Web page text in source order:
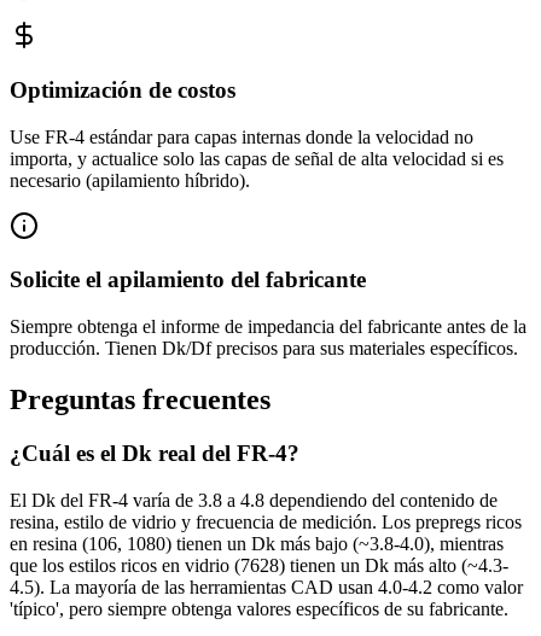
Optimización de costos
Use FR-4 estándar para capas internas donde la velocidad no
importa, y actualice solo las capas de señal de alta velocidad si es
necesario (apilamiento híbrido).
Solicite el apilamiento del fabricante
Siempre obtenga el informe de impedancia del fabricante antes de la
producción. Tienen Dk/Df precisos para sus materiales específicos.
Preguntas frecuentes
¿Cuál es el Dk real del FR-4?
El Dk del FR-4 varía de 3.8 a 4.8 dependiendo del contenido de
resina, estilo de vidrio y frecuencia de medición. Los prepregs ricos
en resina (106, 1080) tienen un Dk más bajo (~3.8-4.0), mientras
que los estilos ricos en vidrio (7628) tienen un Dk más alto (~4.3-
4.5). La mayoría de las herramientas CAD usan 4.0-4.2 como valor
'típico', pero siempre obtenga valores específicos de su fabricante.